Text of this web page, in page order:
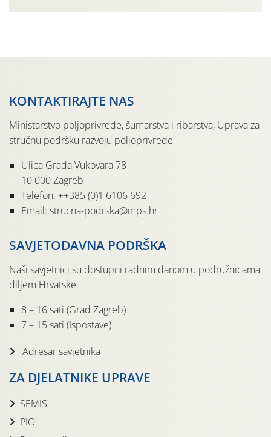
KONTAKTIRAJTE NAS
Ministarstvo poljoprivrede, šumarstva i ribarstva, Uprava za
stručnu podršku razvoju poljoprivrede
Ulica Grada Vukovara 78
10 000 Zagreb
Telefon: ++385 (0)1 6106 692
Email: strucna-podrska@mps.hr
SAVJETODAVNA PODRŠKA
Naši savjetnici su dostupni radnim danom u podružnicama
diljem Hrvatske.
8 – 16 sati (Grad Zagreb)
7 – 15 sati (Ispostave)
Adresar savjetnika
ZA DJELATNIKE UPRAVE
SEMIS
PIO